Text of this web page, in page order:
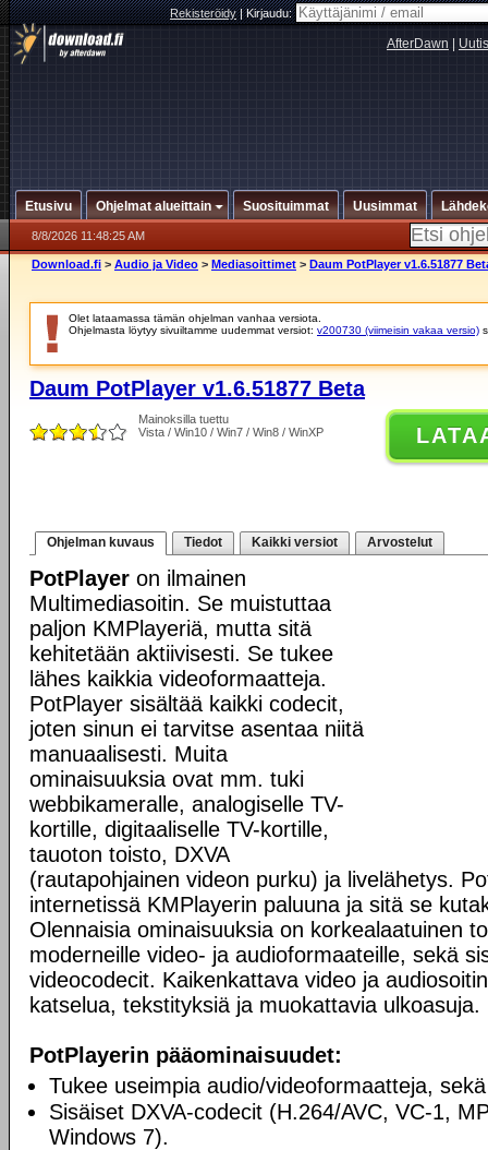
Rekisteröidy|Kirjaudu:
AfterDawn
Etusivu Ohjelmat alueittain Suosituimmat Uusimmat
8/8/2026 11:48:25 AM
Download.fi > Audio ja Video > Mediasoittimet > Daum PotPlayer v1.6.51877
Olet lataamassa tämän ohjelman vanhaa versiota.
Ohjelmasta löytyy sivuiltamme uudemmat versiot: v200730 (viimeisin vakaa versio)
Daum PotPlayer v1.6.51877 Beta
Mainoksilla tuettu
Vista / Win10 / Win7 / Win8 / WinXP
Ohjelman kuvaus Tiedot Kaikki versiot Arvostelut
PotPlayer on ilmainen
Multimediasoitin. Se muistuttaa
paljon KMPlayeriä, mutta sitä
kehitetään aktiivisesti. Se tukee
lähes kaikkia videoformaatteja.
PotPlayer sisältää kaikki codecit,
joten sinun ei tarvitse asentaa niitä
manuaalisesti. Muita
ominaisuuksia ovat mm. tuki
webbikameralle, analogiselle TV-
kortille, digitaaliselle TV-kortille,
tauoton toisto, DXVA
(rautapohjainen videon purku) ja livelähetys.
internetissä KMPlayerin paluuna ja sitä se
Olennaisia ominaisuuksia on korkealaatuinen
moderneille video- ja audioformaateille, sekä
videocodecit. Kaikenkattava video ja
katselua, tekstityksiä ja muokattavia ulkoasuja.
PotPlayerin pääominaisuudet:
Tukee useimpia audio/videoformaatteja,
Sisäiset DXVA-codecit (H.264/AVC, VC-1,
Windows 7).